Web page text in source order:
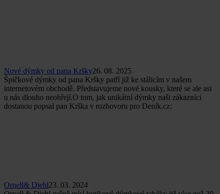
Nové dýmky od pana Kršky26. 08. 2025
Špičkové dýmky od pana Kršky patří již ke stálicím v našem
internetovém obchodě. Představujeme nové kousky, které se ale asi
u nás dlouho neohřejí.O tom, jak unikátní dýmky naši zákazníci
dostanou popsal pan Krška v rozhovoru pro Deník.cz:
Ornell& Diehl23. 03. 2024